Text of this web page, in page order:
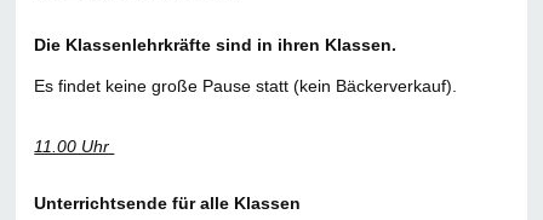
Die Klassenlehrkräfte sind in ihren Klassen.
Es findet keine große Pause statt (kein Bäckerverkauf).
11.00 Uhr
Unterrichtsende für alle Klassen